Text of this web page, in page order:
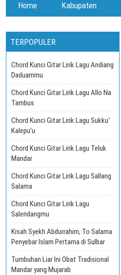
Home Kabupaten
TERPOPULER
Chord Kunci Gitar Lirik Lagu Andiang
Daduammu
Chord Kunci Gitar Lirik Lagu Allo Na
Tambus
Chord Kunci Gitar Lirik Lagu Sukku'
Kalepu'u
Chord Kunci Gitar Lirik Lagu Teluk
Mandar
Chord Kunci Gitar Lirik Lagu Sallang
Salama
Chord Kunci Gitar Lirik Lagu
Salendangmu
Kisah Syekh Abdurrahim, To Salama
Penyebar Islam Pertama di Sulbar
Tumbuhan Liar Ini Obat Tradisional
Mandar yang Mujarab